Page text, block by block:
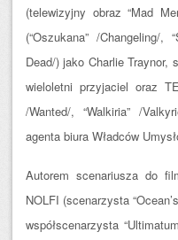
(telewizyjny obraz “Mad
(“Oszukana” /Changeling/
Dead/) jako Charlie
wieloletni przyjaciel oraz
/Wanted/, “Walkiria” /
agenta biura Władców
Autorem scenariusza do
NOLFI (scenarzysta
współscenarzysta